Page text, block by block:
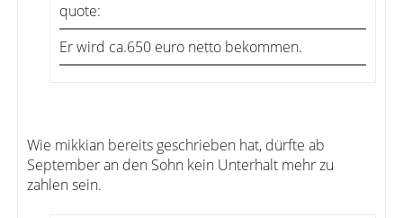
quote:
Er wird ca.650 euro netto bekommen.
Wie mikkian bereits geschrieben hat, dürfte ab
September an den Sohn kein Unterhalt mehr zu
zahlen sein.